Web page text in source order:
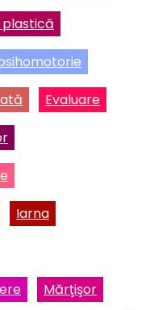
plastică
Evaluare
Iarna
Mărţişor